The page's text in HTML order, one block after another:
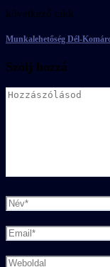
következő cikk
Munkalehetőség Dél-
Szólj hozzá